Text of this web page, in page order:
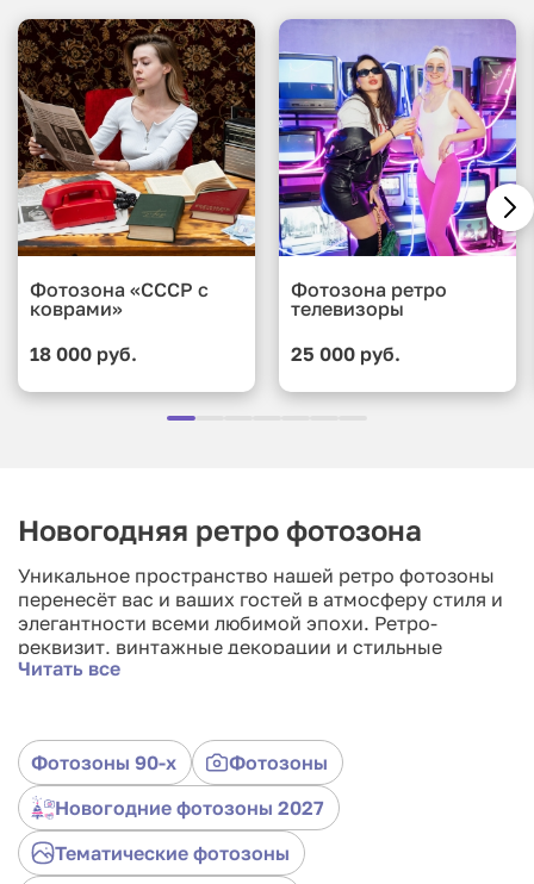
Фотозона «СССР с
коврами»
18 000 руб.
Фотозона ретро
телевизоры
25 000 руб.
Новогодняя ретро фотозона
Уникальное пространство нашей ретро фотозоны
перенесёт вас и ваших гостей в атмосферу стиля и
элегантности всеми любимой эпохи. Ретро-
реквизит, винтажные декорации и стильные
костюмы создадут неповторимую иллюзию
под ваш вкус и концепцию мероприятия. Удивите
гостей оригинальностью и создайте уникальные
новогодние кадры, которые будут дарить радость и
воспоминания долгие годы. Вместе с нами
вернитесь к духу прошлого, встречая будущее с
улыбкой и стилем!
Читать все
Фотозоны 90-х
Фотозоны
Новогодние фотозоны 2027
Тематические фотозоны